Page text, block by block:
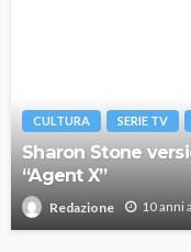
CULTURA SERIE TV
Sharon Stone
“Agent X”
Redazione 10 anni